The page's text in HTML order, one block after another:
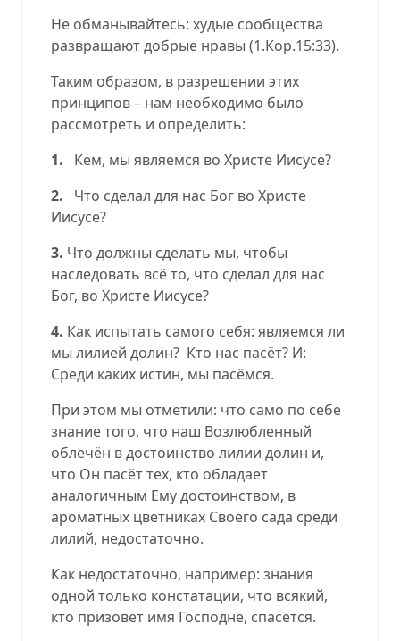
Не обманывайтесь: худые сообщества
развращают добрые нравы (1.Кор.15:33).
Таким образом, в разрешении этих
принципов – нам необходимо было
рассмотреть и определить:
1.
Кем, мы являемся во Христе Иисусе?
2.
Что сделал для нас Бог во Христе
Иисусе?
3. Что должны сделать мы, чтобы
наследовать всё то, что сделал для нас
Бог, во Христе Иисусе?
4. Как испытать самого себя: являемся ли
мы лилией долин? Кто нас пасёт? И:
Среди каких истин, мы пасёмся.
При этом мы отметили: что само по себе
знание того, что наш Возлюбленный
облечён в достоинство лилии долин и,
что Он пасёт тех, кто обладает
аналогичным Ему достоинством, в
ароматных цветниках Своего сада среди
лилий, недостаточно.
Как недостаточно, например: знания
одной только констатации, что всякий,
кто призовёт имя Господне, спасётся.